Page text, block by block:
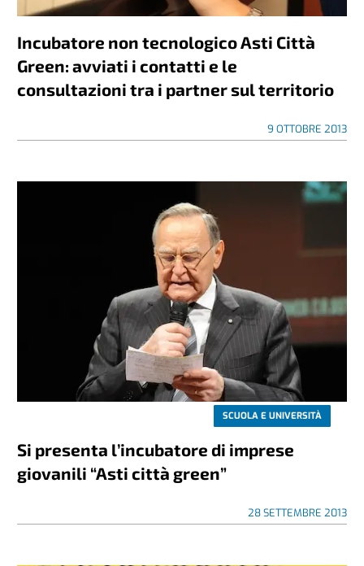
Incubatore non tecnologico Asti Città
Green: avviati i contatti e le
consultazioni tra i partner sul territorio
9 OTTOBRE 2013
SCUOLA E UNIVERSITÀ
Si presenta l’incubatore di imprese
giovanili “Asti città green”
28 SETTEMBRE 2013